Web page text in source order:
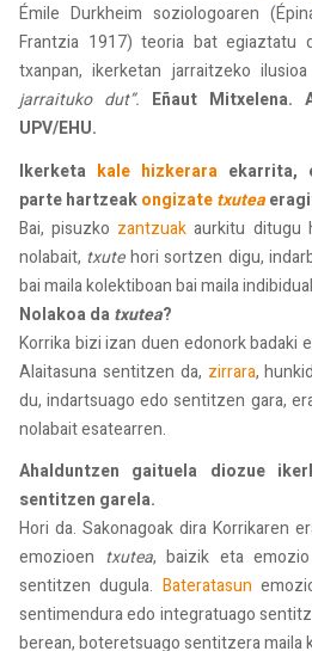
Émile Durkheim soziologoaren
Frantzia 1917) teoria bat egiaztatu
txanpan, ikerketan jarraitzeko
jarraituko dut”. Eñaut Mitxelena.
UPV/EHU.
Ikerketa kale hizkerara ekarrita,
parte hartzeakongizatetxutea
Bai, pisuzko zantzuak aurkitu ditugu
nolabait, txutehori sortzen digu,
bai maila kolektiboan bai maila
Nolakoa da txutea?
Korrika bizi izan duen edonork badaki
Alaitasuna sentitzen da, zirrara,
du, indartsuago edo sentitzen gara,
nolabait esatearren.
Ahalduntzen gaituela diozue
sentitzen garela.
Hori da. Sakonagoak dira Korrikaren
emozioen txutea, baizik eta
sentitzen dugula. Bateratasun
sentimendura edo integratuago
berean, boteretsuago sentitzera maila